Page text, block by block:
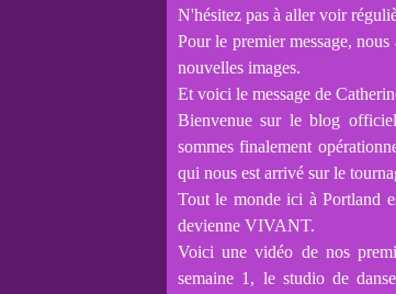
N'hésitez pas à aller voir
Pour le premier message,
nouvelles images.
Et voici le message de
Bienvenue sur le blog
sommes finalement
qui nous est arrivé sur le
Tout le monde ici à Portland
devienne VIVANT.
Voici une vidéo de nos
semaine 1, le studio de